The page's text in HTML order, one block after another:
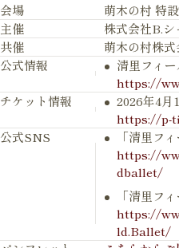
会場
萌木の村 特
主催
株式会社B.シ
共催
萌木の村株式
公式情報
清里フィ
https://
チケット情報
2026年4月
https://p-
公式SNS
「清里フ
https://
dballet/
「清里フ
https://
ld.Ballet/